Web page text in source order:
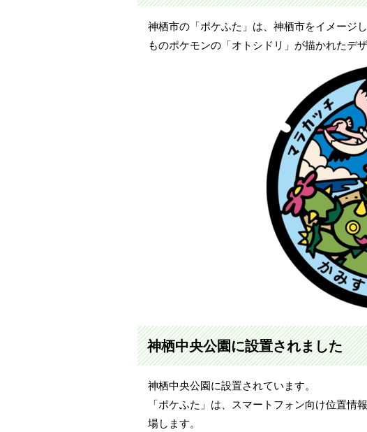
神栖市の「ポケふた」は、神栖市をイメージ
ものポケモンの「オトシドリ」が描かれたデ
神栖中央公園に設置されました
神栖中央公園に設置されています。
「ポケふた」は、スマートフォン向け位置
場します。